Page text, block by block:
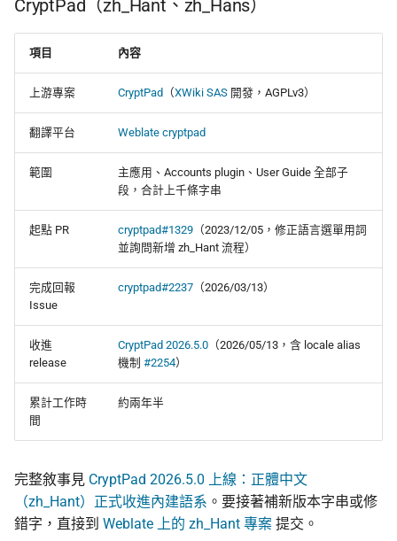
CryptPad（zh_Hant、zh_Hans）
項目 內容
上游專案 CryptPad （XWiki SAS 開發，AGPLv3）
翻譯平台 Weblate cryptpad
範圍
主應用、Accounts plugin、User Guide 全部子
段，合計上千條字串
起點 PR cryptpad#1329 （2023/12/05，修正語言選單用詞
並詢問新增 zh_Hant 流程）
完成回報
Issue
cryptpad#2237 （2026/03/13）
收進
release
CryptPad 2026.5.0 （2026/05/13，含 locale alias
機制 #2254）
累計工作時
間
約兩年半
完整敘事見 CryptPad 2026.5.0 上線：正體中文
（zh_Hant）正式收進內建語系 。要接著補新版本字串或修
錯字，直接到 Weblate 上的 zh_Hant 專案 提交。